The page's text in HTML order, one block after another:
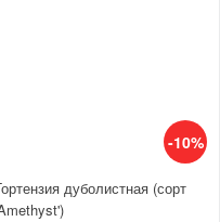
-10%
дуболистная (сорт